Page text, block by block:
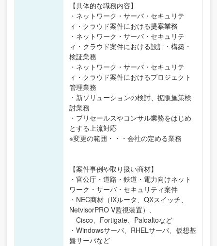
【具体的な職務内容】
・ネットワーク・サーバ・セキュリテ
ィ・クラウド案件における提案業務
・ネットワーク・サーバ・セキュリテ
ィ・クラウド案件における設計・構築・
検証業務
・ネットワーク・サーバ・セキュリテ
ィ・クラウド案件におけるプロジェクト
管理業務
・新ソリューションの検討、拡販施策検
討業務
・プリセールスやコンサル業務をはじめ
とする上流対応
※変更の範囲・・・会社の定める業務
【案件事例や取り扱い商材】
・官公庁・道路・鉄道・電力向けネット
ワーク・サーバ・セキュリティ案件
・NEC商材（IXルータ、QXスイッチ、
NetvisorPRO V監視装置）、
Cisco、Fortigate、Paloaltoなど
・Windowsサーバ、RHELサーバ、仮想基
盤サーバなど